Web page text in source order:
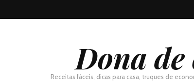
Dona
Receitas fáceis, dicas para casa, truques de